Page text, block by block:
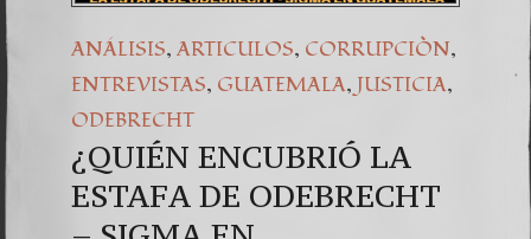
ANÁLISIS, ARTICULOS, CORRUPCIÒN,
ENTREVISTAS, GUATEMALA, JUSTICIA,
ODEBRECHT
¿QUIÉN ENCUBRIÓ LA
ESTAFA DE ODEBRECHT